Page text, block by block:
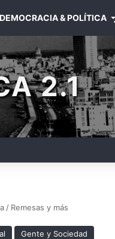
DEMOCRACIA & POLÍTICA
2.1
/ Remesas y más
Gente y Sociedad